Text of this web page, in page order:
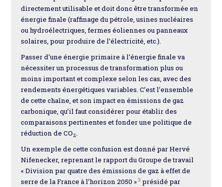
directement utilisable et doit donc être transformée en
énergie finale (raffinage du pétrole, usines nucléaires
ou hydroélectriques, fermes éoliennes ou panneaux
solaires, pour produire de l’électricité, etc.).
Passer d’une énergie primaire à l’énergie finale va
nécessiter un processus de transformation plus ou
moins important et complexe selon les cas, avec des
rendements énergétiques variables. C’est l’ensemble
de cette chaîne, et son impact en émissions de gaz
carbonique, qu’il faut considérer pour établir des
comparaisons pertinentes et fonder une politique de
réduction de CO2.
Un exemple de cette confusion est donné par Hervé
Nifenecker, reprenant le rapport du Groupe de travail
« Division par quatre des émissions de gaz à effet de
serre de la France à l’horizon 2050 »3 présidé par